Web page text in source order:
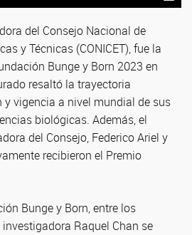
del Consejo Nacional de
y Técnicas (CONICET), fue la
Bunge y Born 2023 en
resaltó la trayectoria
vigencia a nivel mundial de sus
biológicas. Además, el
del Consejo, Federico Ariel y
recibieron el Premio
Bunge y Born, entre los
Raquel Chan se